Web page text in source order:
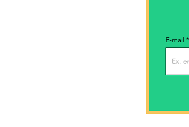
E-mail